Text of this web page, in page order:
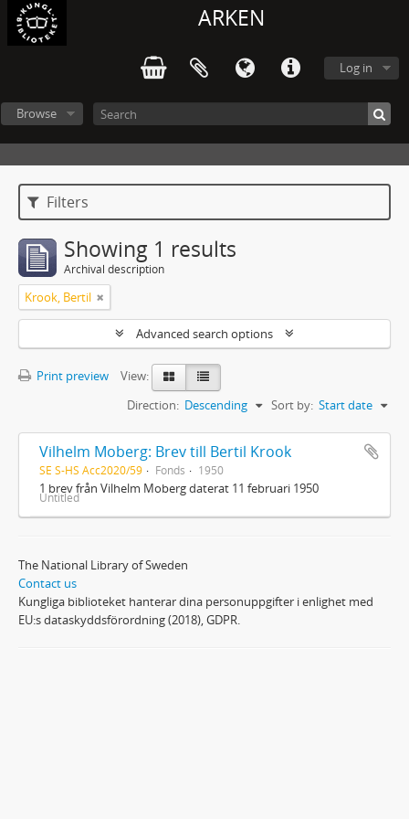
ARKEN
Log in
Browse
Filters
Showing 1 results
Archival description
Krook, Bertil
Advanced search options
Print preview
View:
Sort by: Start date
Direction: Descending
Vilhelm Moberg: Brev till Bertil Krook
SE S-HS Acc2020/59 Fonds 1950
1 brev från Vilhelm Moberg daterat 11 februari 1950
Untitled
The National Library of Sweden
Contact us
Kungliga biblioteket hanterar dina personuppgifter i enlighet med
EU:s dataskyddsförordning (2018), GDPR.